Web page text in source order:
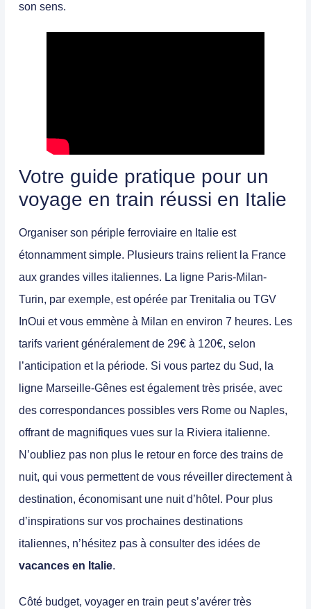
son sens.
Votre guide pratique pour un
voyage en train réussi en Italie
Organiser son périple ferroviaire en Italie est
étonnamment simple. Plusieurs trains relient la France
aux grandes villes italiennes. La ligne Paris-Milan-
Turin, par exemple, est opérée par Trenitalia ou TGV
InOui et vous emmène à Milan en environ 7 heures. Les
tarifs varient généralement de 29€ à 120€, selon
l’anticipation et la période. Si vous partez du Sud, la
ligne Marseille-Gênes est également très prisée, avec
des correspondances possibles vers Rome ou Naples,
offrant de magnifiques vues sur la Riviera italienne.
N’oubliez pas non plus le retour en force des trains de
nuit, qui vous permettent de vous réveiller directement à
destination, économisant une nuit d’hôtel. Pour plus
d’inspirations sur vos prochaines destinations
italiennes, n’hésitez pas à consulter des idées de
vacances en Italie.
Côté budget, voyager en train peut s’avérer très